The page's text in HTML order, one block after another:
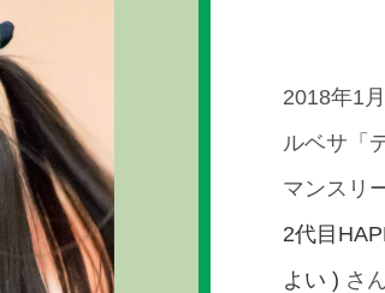
2018年1
ルベサ「
マンスリ
2代目
よい ) さ